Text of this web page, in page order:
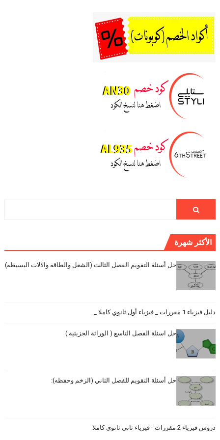
الأكثر شهرة
حل أسئلة التقويم الفصل الثالث (الشغل والطاقة والآلات البسيطة)
دليل فيزياء 1 مقررات _ فيزياء أول ثانوي كاملا _
حل اسئلة الفصل التاسع ( الوراثة الجزيئية )
حل أسئلة التقويم للفصل الثاني (الزخم وحفظه):
دروس فيزياء 2 مقررات - فيزياء ثاني ثانوي كاملا